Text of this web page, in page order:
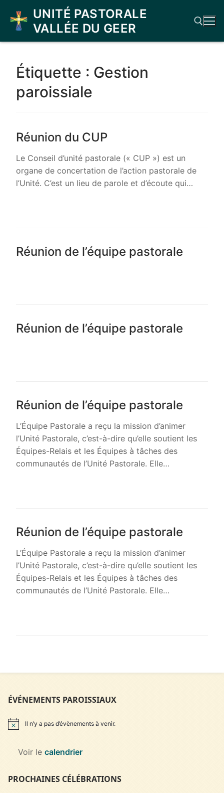
contenu
UNITÉ PASTORALE
VALLÉE DU GEER
Étiquette : Gestion
paroissiale
Réunion du CUP
Le Conseil d’unité pastorale (« CUP ») est un
organe de concertation de l’action pastorale de
l’Unité. C’est un lieu de parole et d’écoute qui…
Réunion de l’équipe pastorale
Réunion de l’équipe pastorale
Réunion de l’équipe pastorale
L’Équipe Pastorale a reçu la mission d’animer
l’Unité Pastorale, c’est-à-dire qu’elle soutient les
Équipes-Relais et les Équipes à tâches des
communautés de l’Unité Pastorale. Elle…
Réunion de l’équipe pastorale
L’Équipe Pastorale a reçu la mission d’animer
l’Unité Pastorale, c’est-à-dire qu’elle soutient les
Équipes-Relais et les Équipes à tâches des
communautés de l’Unité Pastorale. Elle…
ÉVÉNEMENTS PAROISSIAUX
NoticeIl n’y a pas d’évènements à venir.
Voir le calendrier
PROCHAINES CÉLÉBRATIONS